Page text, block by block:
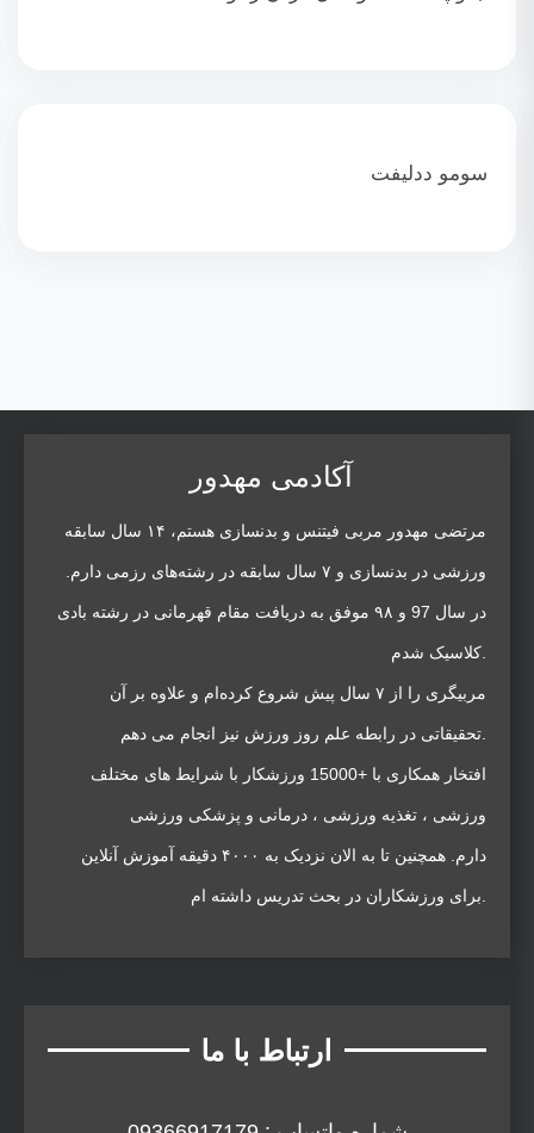
سومو ددلیفت
آکادمی مهدور
مرتضی مهدور مربی فیتنس و بدنسازی هستم، ۱۴ سال سابقه
ورزشی در بدنسازی و ۷ سال سابقه در رشته‌های رزمی دارم.
در سال 97 و ۹۸ موفق به دریافت مقام قهرمانی در رشته بادی
مربیگری را از ۷ سال پیش شروع کرده‌ام و علاوه بر آن
افتخار همکاری با +15000 ورزشکار با شرایط های مختلف
ورزشی ، تغذیه ورزشی ، درمانی و پزشکی ورزشی
دارم. همچنین تا به الان نزدیک به ۴۰۰۰ دقیقه آموزش آنلاین
ارتباط با ما